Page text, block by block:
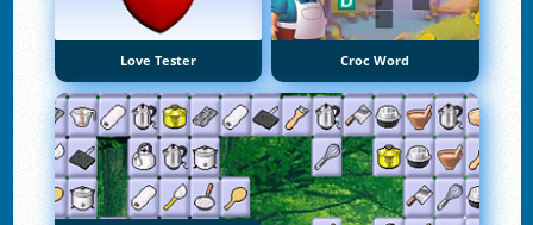
Love Tester Croc Word